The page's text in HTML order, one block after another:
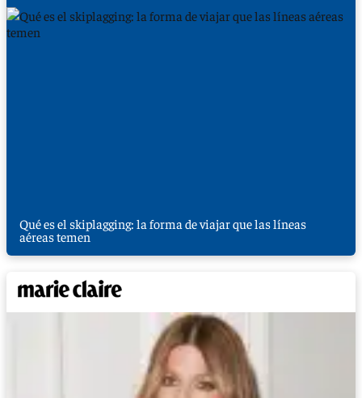
Qué es el skiplagging: la forma de viajar que las líneas
aéreas temen